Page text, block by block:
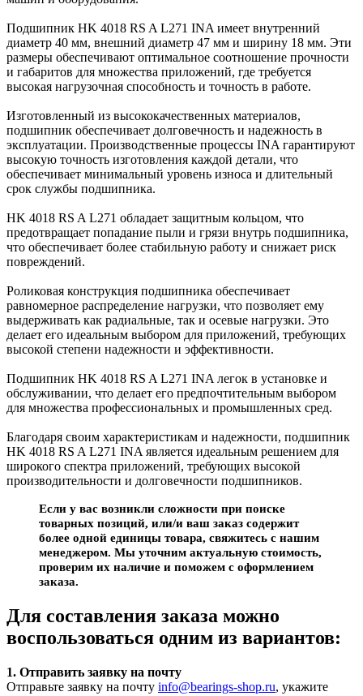
Подшипник HK 4018 RS A L271 INA имеет внутренний
диаметр 40 мм, внешний диаметр 47 мм и ширину 18 мм. Эти
размеры обеспечивают оптимальное соотношение прочности
и габаритов для множества приложений, где требуется
высокая нагрузочная способность и точность в работе.
Изготовленный из высококачественных материалов,
подшипник обеспечивает долговечность и надежность в
эксплуатации. Производственные процессы INA гарантируют
высокую точность изготовления каждой детали, что
обеспечивает минимальный уровень износа и длительный
срок службы подшипника.
HK 4018 RS A L271 обладает защитным кольцом, что
предотвращает попадание пыли и грязи внутрь подшипника,
что обеспечивает более стабильную работу и снижает риск
повреждений.
Роликовая конструкция подшипника обеспечивает
равномерное распределение нагрузки, что позволяет ему
выдерживать как радиальные, так и осевые нагрузки. Это
делает его идеальным выбором для приложений, требующих
высокой степени надежности и эффективности.
Подшипник HK 4018 RS A L271 INA легок в установке и
обслуживании, что делает его предпочтительным выбором
для множества профессиональных и промышленных сред.
Благодаря своим характеристикам и надежности, подшипник
HK 4018 RS A L271 INA является идеальным решением для
широкого спектра приложений, требующих высокой
производительности и долговечности подшипников.
Если у вас возникли сложности при поиске
товарных позиций, или/и ваш заказ содержит
более одной единицы товара, свяжитесь с нашим
менеджером. Мы уточним актуальную стоимость,
проверим их наличие и поможем с оформлением
заказа.
Для составления заказа можно
воспользоваться одним из вариантов:
1. Отправить заявку на почту
Отправьте заявку на почту info@bearings-shop.ru, укажите